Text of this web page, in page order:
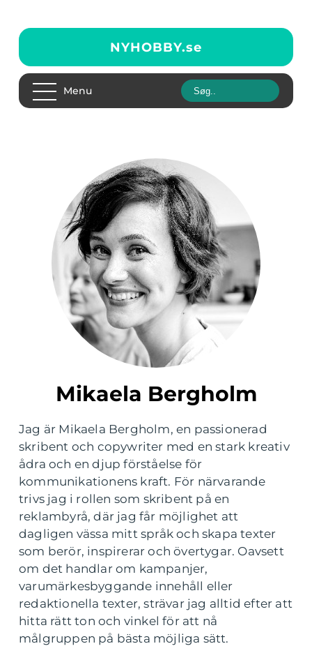
NYHOBBY.se
Menu
Mikaela Bergholm
Jag är Mikaela Bergholm, en passionerad
skribent och copywriter med en stark kreativ
ådra och en djup förståelse för
kommunikationens kraft. För närvarande
trivs jag i rollen som skribent på en
reklambyrå, där jag får möjlighet att
dagligen vässa mitt språk och skapa texter
som berör, inspirerar och övertygar. Oavsett
om det handlar om kampanjer,
varumärkesbyggande innehåll eller
redaktionella texter, strävar jag alltid efter att
hitta rätt ton och vinkel för att nå
målgruppen på bästa möjliga sätt.